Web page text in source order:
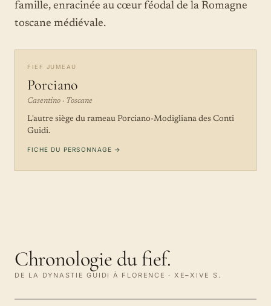
famille, enracinée au cœur féodal de la Romagne
toscane médiévale.
FIEF JUMEAU
Porciano
Casentino · Toscane
L'autre siège du rameau Porciano-Modigliana des Conti
Guidi.
FICHE DU PERSONNAGE →
Chronologie du fief.
DE LA DYNASTIE GUIDI À FLORENCE · XE–XIVE S.